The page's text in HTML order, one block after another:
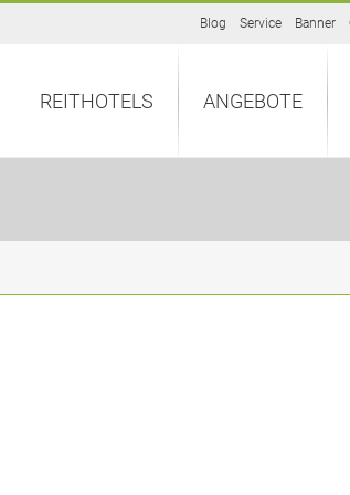
Blog Service Banner
REITHOTELS ANGEBOTE